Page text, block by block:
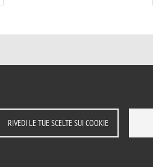
RIVEDI LE TUE SCELTE SUI COOKIE